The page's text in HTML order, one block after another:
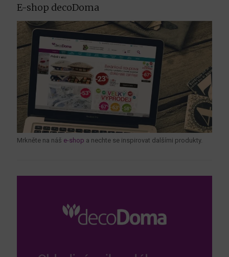
E-shop decoDoma
Mrkněte na náš e-shop a nechte se inspirovat dalšími produkty.